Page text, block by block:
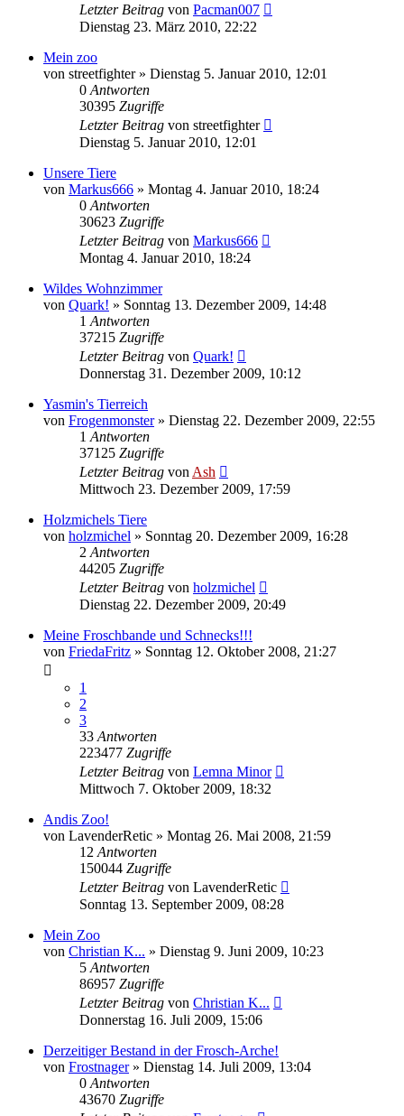
Letzter Beitrag von Pacman007
Dienstag 23. März 2010, 22:22
Mein zoo
von streetfighter» Dienstag 5. Januar 2010, 12:01
0 Antworten
30395 Zugriffe
Letzter Beitrag von streetfighter
Dienstag 5. Januar 2010, 12:01
Unsere Tiere
von Markus666 » Montag 4. Januar 2010, 18:24
0 Antworten
30623 Zugriffe
Letzter Beitrag von Markus666
Montag 4. Januar 2010, 18:24
Wildes Wohnzimmer
von Quark! » Sonntag 13. Dezember 2009, 14:48
1 Antworten
37215 Zugriffe
Letzter Beitrag von Quark!
Donnerstag 31. Dezember 2009, 10:12
Yasmin's Tierreich
von Frogenmonster» Dienstag 22. Dezember 2009, 22:55
1 Antworten
37125 Zugriffe
Letzter Beitrag von Ash
Mittwoch 23. Dezember 2009, 17:59
Holzmichels Tiere
von holzmichel » Sonntag 20. Dezember 2009, 16:28
2 Antworten
44205 Zugriffe
Letzter Beitrag von holzmichel
Dienstag 22. Dezember 2009, 20:49
Meine Froschbande und Schnecks!!!
von FriedaFritz » Sonntag 12. Oktober 2008, 21:27
1
2
3
33 Antworten
223477 Zugriffe
Letzter Beitrag von Lemna Minor
Mittwoch 7. Oktober 2009, 18:32
Andis Zoo!
von LavenderRetic » Montag 26. Mai 2008, 21:59
12 Antworten
150044 Zugriffe
Letzter Beitrag von LavenderRetic
Sonntag 13. September 2009, 08:28
Mein Zoo
von Christian K... » Dienstag 9. Juni 2009, 10:23
5 Antworten
86957 Zugriffe
Letzter Beitrag von Christian K...
Donnerstag 16. Juli 2009, 15:06
Derzeitiger Bestand in der Frosch-Arche!
von Frostnager» Dienstag 14. Juli 2009, 13:04
0 Antworten
43670 Zugriffe